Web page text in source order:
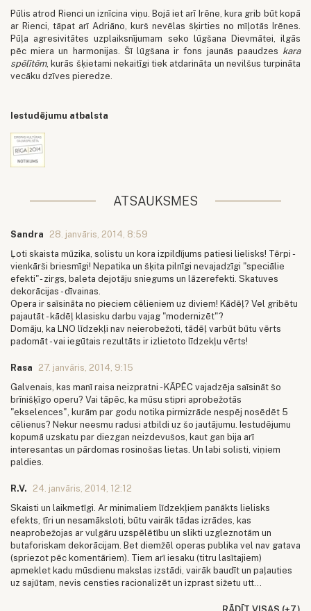
Pūlis atrod Rienci un iznīcina viņu. Bojā iet arī Irēne, kura grib būt kopā
ar Rienci, tāpat arī Adriāno, kurš nevēlas šķirties no mīļotās Irēnes.
Pūļa agresivitātes uzplaiksnījumam seko lūgšana Dievmātei, ilgās
pēc miera un harmonijas. Šī lūgšana ir fons jaunās paaudzes kara
spēlītēm, kurās šķietami nekaitīgi tiek atdarināta un nevilšus turpināta
vecāku dzīves pieredze.
Iestudējumu atbalsta
ATSAUKSMES
Sandra
28. janvāris, 2014, 8:59
Ļoti skaista mūzika, solistu un kora izpildījums patiesi lielisks! Tērpi -
vienkārši briesmīgi! Nepatika un šķita pilnīgi nevajadzīgi "speciālie
efekti"- zirgs, baleta dejotāju sniegums un lāzerefekti. Skatuves
dekorācijas - dīvainas.
Opera ir saīsināta no pieciem cēlieniem uz diviem! Kādēļ? Vel gribētu
pajautāt - kādēļ klasisku darbu vajag "modernizēt"?
Domāju, ka LNO līdzekļi nav neierobežoti, tādēļ varbūt būtu vērts
padomāt - vai iegūtais rezultāts ir izlietoto līdzekļu vērts!
Rasa
27. janvāris, 2014, 9:15
Galvenais, kas manī raisa neizpratni - KĀPĒC vajadzēja saīsināt šo
brīnišķīgo operu? Vai tāpēc, ka mūsu stipri aprobežotās
"ekselences", kurām par godu notika pirmizrāde nespēj nosēdēt 5
cēlienus? Nekur neesmu radusi atbildi uz šo jautājumu. Iestudējumu
kopumā uzskatu par diezgan neizdevušos, kaut gan bija arī
interesantas un pārdomas rosinošas lietas. Un labi solisti, viņiem
paldies.
R.V.
24. janvāris, 2014, 12:12
Skaisti un laikmetīgi. Ar minimaliem līdzekļiem panākts lielisks
efekts, tīri un nesamāksloti, būtu vairāk tādas izrādes, kas
neaprobežojas ar vulgāru uzspēlētību un slikti uzgleznotām un
butaforiskam dekorācijam. Bet diemžēl operas publika vel nav gatava
(spriezot pēc komentāriem). Tiem arī iesaku (titru lasītajiem)
apmeklet kadu mūsdienu makslas izstādi, vairāk baudīt un paļauties
uz sajūtam, nevis censties racionalizēt un izprast sižetu utt...